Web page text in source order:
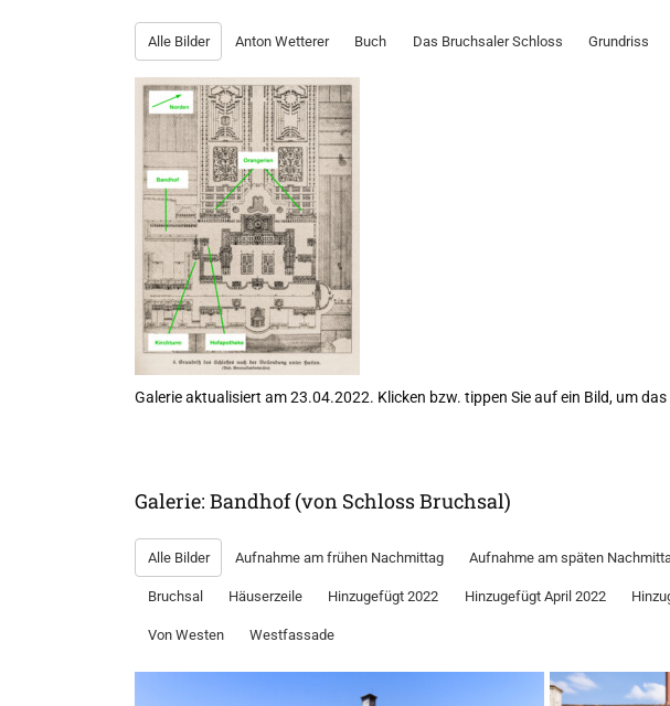
Alle Bilder Anton Wetterer Buch Das Bruchsaler Schloss Grundriss
Galerie aktualisiert am 23.04.2022. Klicken bzw. tippen Sie auf ein Bild, um
Galerie: Bandhof (von Schloss Bruchsal)
Alle Bilder Aufnahme am frühen Nachmittag Aufnahme am späten
Bruchsal Häuserzeile Hinzugefügt 2022 Hinzugefügt April 2022
Von Westen Westfassade